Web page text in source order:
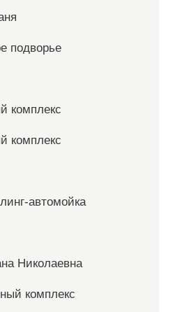
подворье
комплекс
комплекс
автомойка
Николаевна
комплекс